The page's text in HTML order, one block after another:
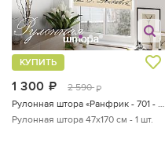
1 300 руб.
2 590 руб.
КУПИТЬ
Рулонная штора «Ранфрик - 701 - ширина 47 см»
Рулонная штора 47х170 см - 1 шт.